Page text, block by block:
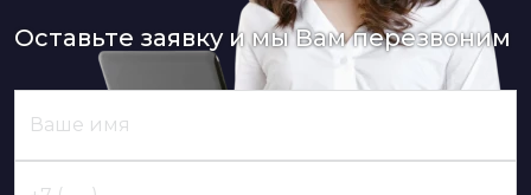
Оставьте заявку и мы Вам перезвоним